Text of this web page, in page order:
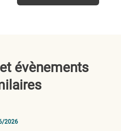
évènements
2026